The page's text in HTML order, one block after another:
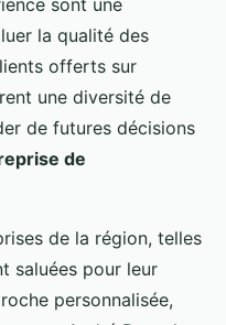
la qualité des
offerts sur
une diversité de
de futures décisions
de
de la région, telles
saluées pour leur
personnalisée,